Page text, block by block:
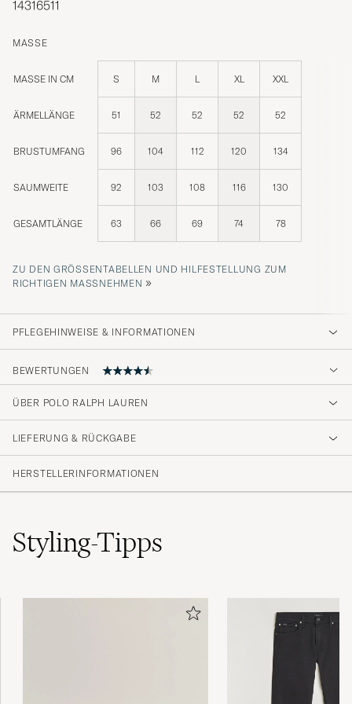
14316511
MASSE
MASSE IN CM S M L XL XXL
ÄRMELLÄNGE 51 52 52 52 52
BRUSTUMFANG 96 104 112 120 134
SAUMWEITE 92 103 108 116 130
GESAMTLÄNGE 63 66 69 74 78
ZU DEN GRÖSSENTABELLEN UND HILFESTELLUNG ZUM R
ICHTIGEN MASSNEHMEN
»
PFLEGEHINWEISE & INFORMATIONEN
BEWERTUNGEN
4.6
(33)
(0)
Nice product. Happy to shop with Care of
Carl. Fast delivery, well packed and such a
GEKAUFT AM AUF CAREOFCARL.COM
ÜBER POLO RALPH LAUREN
LIEFERUNG & RÜCKGABE
HERSTELLERINFORMATIONEN
Styling-Tipps